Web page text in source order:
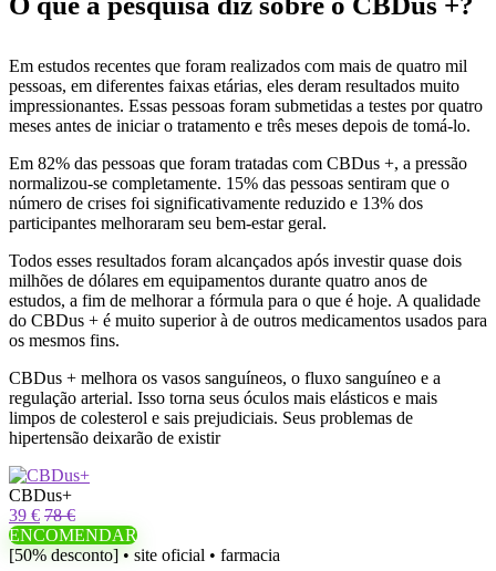
Em estudos recentes que foram realizados com mais de quatro mil
pessoas, em diferentes faixas etárias, eles deram resultados muito
impressionantes. Essas pessoas foram submetidas a testes por quatro
meses antes de iniciar o tratamento e três meses depois de tomá-lo.
Em 82% das pessoas que foram tratadas com CBDus +, a pressão
normalizou-se completamente. 15% das pessoas sentiram que o
número de crises foi significativamente reduzido e 13% dos
participantes melhoraram seu bem-estar geral.
Todos esses resultados foram alcançados após investir quase dois
milhões de dólares em equipamentos durante quatro anos de
estudos, a fim de melhorar a fórmula para o que é hoje. A qualidade
do CBDus + é muito superior à de outros medicamentos usados ​​para
os mesmos fins.
CBDus + melhora os vasos sanguíneos, o fluxo sanguíneo e a
regulação arterial. Isso torna seus óculos mais elásticos e mais
limpos de colesterol e sais prejudiciais. Seus problemas de
hipertensão deixarão de existir
CBDus+
39 € 78 €
ENCOMENDAR
[50% desconto] • site oficial • farmacia